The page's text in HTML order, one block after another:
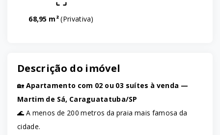
68,95 m²(Privativa)
Descrição do imóvel
🏡 Apartamento com 02 ou 03 suítes à venda —
Martim de Sá, Caraguatatuba/SP
🌊 A menos de 200 metros da praia mais famosa da
cidade.